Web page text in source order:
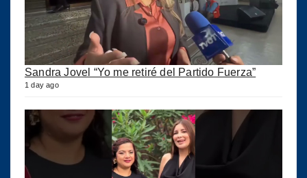
Sandra Jovel “Yo me retiré del Partido Fuerza”
1 day ago